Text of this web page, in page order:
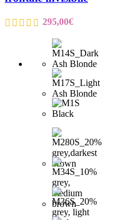
295,00€